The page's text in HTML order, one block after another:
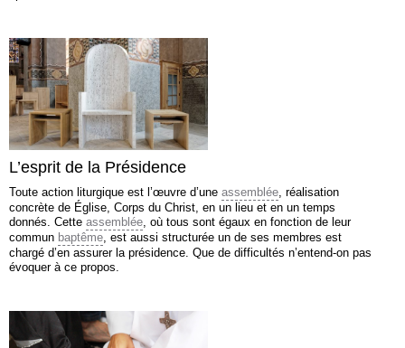
L’esprit de la Présidence
Toute action liturgique est l’œuvre d’une assemblée, réalisation
concrète de Église, Corps du Christ, en un lieu et en un temps
donnés. Cette assemblée, où tous sont égaux en fonction de leur
commun baptême, est aussi structurée un de ses membres est
chargé d’en assurer la présidence. Que de difficultés n’entend-on pas
évoquer à ce propos.